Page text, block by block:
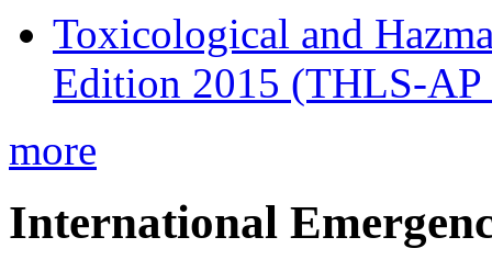
Toxicological and
Edition 2015 (THLS-AP
more
International